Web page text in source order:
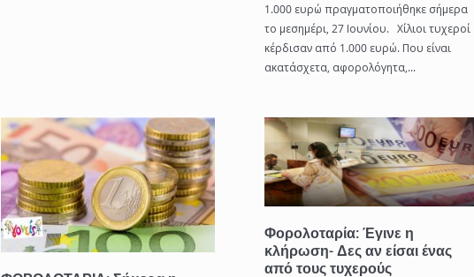
1.000 ευρώ πραγματοποιήθηκε σήμερα
το μεσημέρι, 27 Ιουνίου. Χίλιοι τυχεροί
κέρδισαν από 1.000 ευρώ. Που είναι
ακατάσχετα, αφορολόγητα,...
Φορολοταρία: Έγινε η
κλήρωση- Δες αν είσαι ένας
από τους τυχερούς